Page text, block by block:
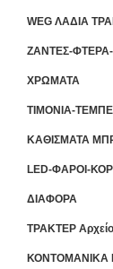
WEG ΛΑΔΙΑ
ΖΑΝΤΕΣ-
ΧΡΩΜΑΤΑ
ΤΙΜΟΝΙΑ-
ΚΑΘΙΣΜΑΤΑ
LED-ΦΑΡΟΙ-
ΔΙΑΦΟΡΑ
ΤΡΑΚΤΕΡ Αρχείο
ΚΟΝΤΟΜΑΝΙΚΑ